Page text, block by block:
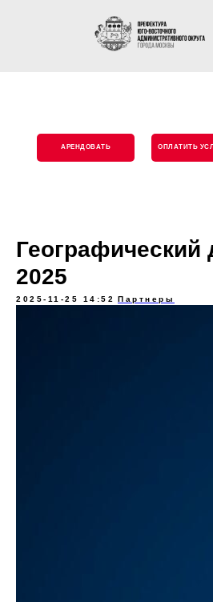
АРЕНДОВАТЬ ОПЛАТИТЬ
Географический
2025
2025-11-25 14:52 Партнеры